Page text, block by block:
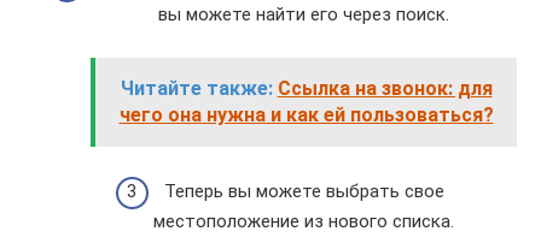
вы можете найти его через поиск.
Читайте также: Ссылка на звонок: для
чего она нужна и как ей пользоваться?
Теперь вы можете выбрать свое
местоположение из нового списка.